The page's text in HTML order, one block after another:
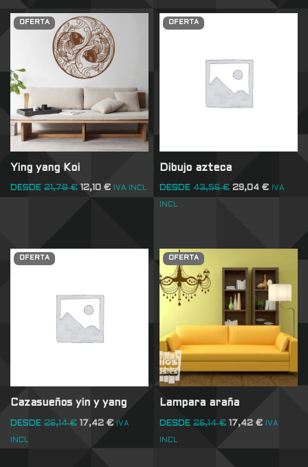
OFERTA
Ying yang Koi
DESDE 21,78€ 12,10 € IVA INCL
OFERTA
Dibujo azteca
DESDE 43,56€ 29,04€ IVA
INCL
OFERTA
Cazasueños yin y yang
DESDE 26,14€ 17,42 € IVA
INCL
OFERTA
Lampara araña
DESDE 26,14€ 17,42€ IVA
INCL